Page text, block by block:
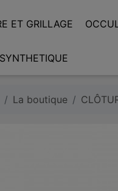
ET GRILLAGE
La boutique